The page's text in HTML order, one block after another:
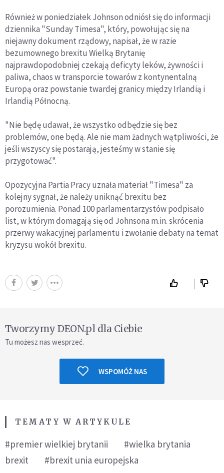
Również w poniedziałek Johnson odniósł się do informacji
dziennika "Sunday Timesa", który, powołując się na
niejawny dokument rządowy, napisał, że w razie
bezumownego brexitu Wielką Brytanię
najprawdopodobniej czekają deficyty leków, żywności i
paliwa, chaos w transporcie towarów z kontynentalną
Europą oraz powstanie twardej granicy między Irlandią i
Irlandią Północną.
"Nie będę udawał, że wszystko odbędzie się bez
problemów, one będą. Ale nie mam żadnych wątpliwości, że
jeśli wszyscy się postarają, jesteśmy w stanie się
przygotować".
Opozycyjna Partia Pracy uznała materiał "Timesa" za
kolejny sygnał, że należy uniknąć brexitu bez
porozumienia. Ponad 100 parlamentarzystów podpisało
list, w którym domagają się od Johnsona m.in. skrócenia
przerwy wakacyjnej parlamentu i zwołanie debaty na temat
kryzysu wokół brexitu.
Tworzymy DEON.pl dla Ciebie
Tu możesz nas wesprzeć.
WSPOMÓŻ NAS
TEMATY W ARTYKULE
#premier wielkiej brytanii
#wielka brytania
brexit
#brexit unia europejska